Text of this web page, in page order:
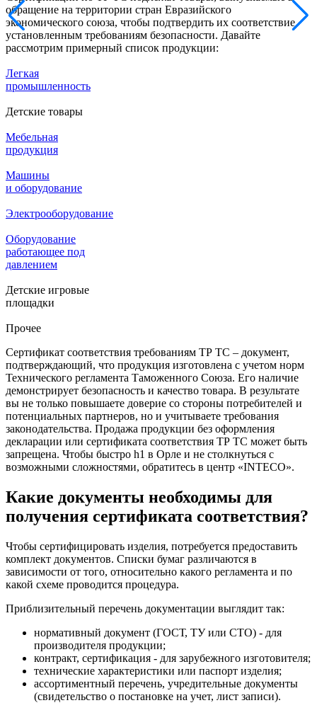
обращение на территории стран Евразийского
экономического союза, чтобы подтвердить их соответствие
установленным требованиям безопасности. Давайте
рассмотрим примерный список продукции:
Легкая
промышленность
Детские товары
Мебельная
продукция
Машины
и оборудование
Электрооборудование
Оборудование
работающее под
давлением
Детские игровые
площадки
Прочее
Сертификат соответствия требованиям ТР ТС – документ,
подтверждающий, что продукция изготовлена с учетом норм
Технического регламента Таможенного Союза. Его наличие
демонстрирует безопасность и качество товара. В результате
вы не только повышаете доверие со стороны потребителей и
потенциальных партнеров, но и учитываете требования
законодательства. Продажа продукции без оформления
декларации или сертификата соответствия ТР ТС может быть
запрещена. Чтобы быстро h1 в Орле и не столкнуться с
возможными сложностями, обратитесь в центр «INTECO».
Какие документы необходимы для
получения сертификата соответствия?
Чтобы сертифицировать изделия, потребуется предоставить
комплект документов. Списки бумаг различаются в
зависимости от того, относительно какого регламента и по
какой схеме проводится процедура.
Приблизительный перечень документации выглядит так:
нормативный документ (ГОСТ, ТУ или СТО) - для
производителя продукции;
контракт, сертификация - для зарубежного изготовителя;
технические характеристики или паспорт изделия;
ассортиментный перечень, учредительные документы
(свидетельство о постановке на учет, лист записи).